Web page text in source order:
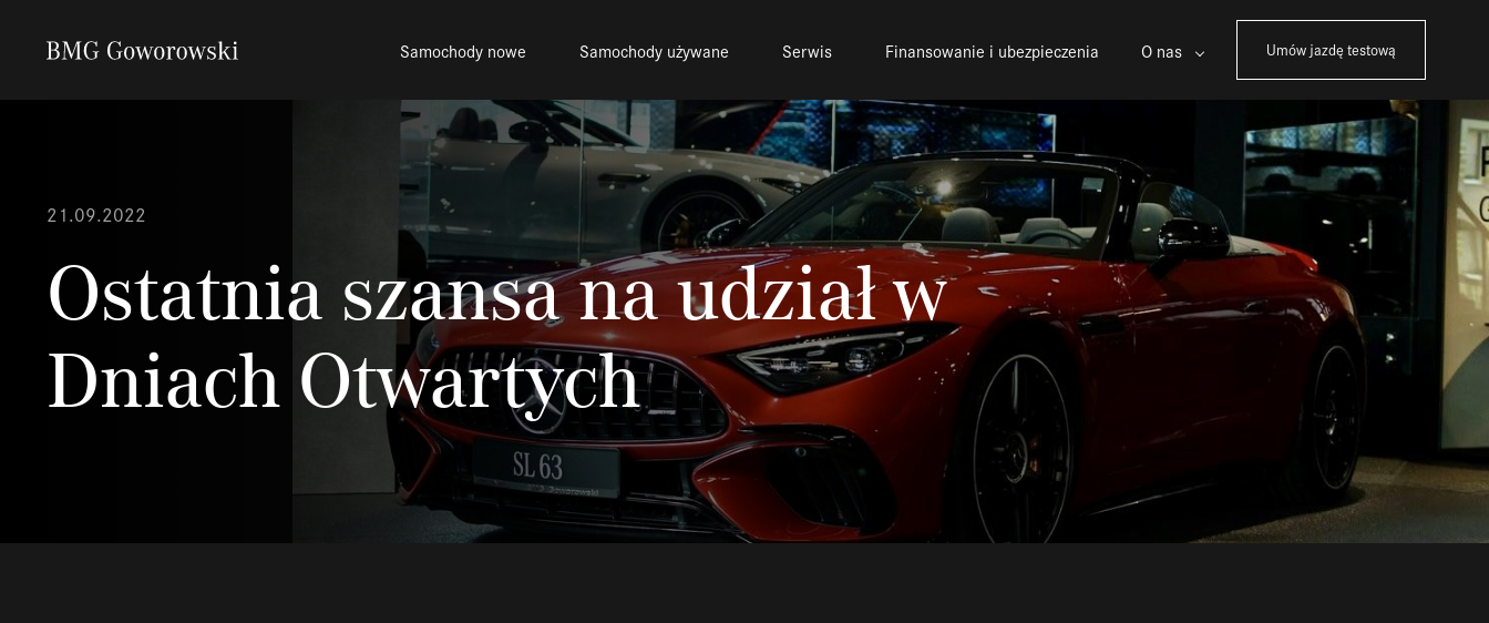
Samochody nowe Samochody używane Serwis Finansowanie i ubezpieczenia O nas Umów jazdę testową
21.09.2022
Ostatnia szansa na udział w
Dniach Otwartych